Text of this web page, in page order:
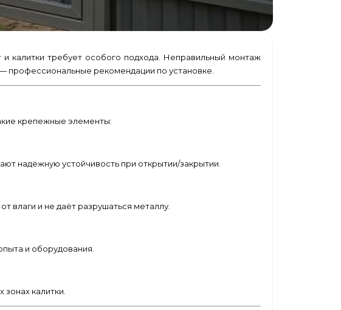
калитки требует особого подхода. Неправильный монтаж
рекомендации по установке.
крепежные элементы:
надёжную устойчивость при открытии/закрытии.
влаги и не даёт разрушаться металлу.
и оборудования.
калитки.